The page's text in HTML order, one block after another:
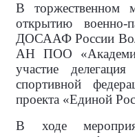
В торжественном
открытию военно-
ДОСААФ России
АН ПОО
участие
спортивной
проекта «Единой
В ходе